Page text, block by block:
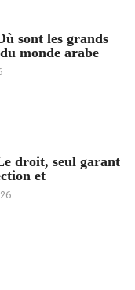
sont les grands
monde arabe
droit, seul garant
et